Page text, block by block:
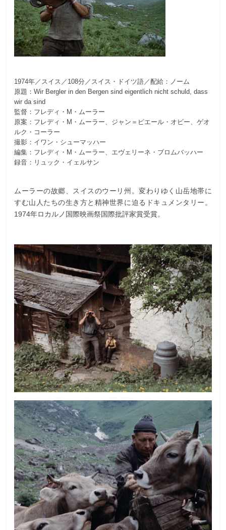
1974年／スイス／108分／スイス・ドイツ語／配給：ノーム
原題：Wir Bergler in den Bergen sind eigentlich nicht schuld, dass
wir da sind
監督：フレディ・M・ムーラー
原案：フレディ・M・ムーラー、ジャン＝ピエール・オビー、ゲオ
ルク・コーラー
撮影：イワン・シューマッハー
編集：フレディ・M・ムーラー、エヴェリーネ・ブロムバッハー
録音：リュック・イェルサン
ムーラーの故郷、スイスのウーリ州。変わりゆく山岳地帯に
すむ山人たちの生き方と精神世界に迫るドキュメンタリー。
1974年ロカルノ国際映画祭国際批評家賞受賞。